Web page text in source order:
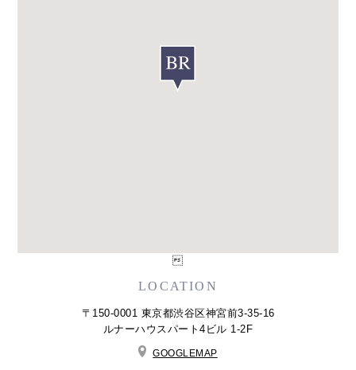
LOCATION
〒150-0001 東京都渋谷区神宮前3-35-16
ルナーハウスパート4ビル 1-2F
GOOGLEMAP